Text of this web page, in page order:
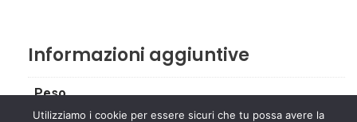
Informazioni aggiuntive
Peso
2 kg
Utilizziamo i cookie per essere sicuri che tu possa avere la